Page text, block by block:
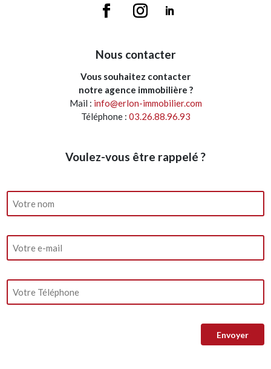
Nous contacter
Vous souhaitez contacter
notre agence immobilière ?
Mail : info@erlon-immobilier.com
Téléphone : 03.26.88.96.93
Voulez-vous être rappelé ?